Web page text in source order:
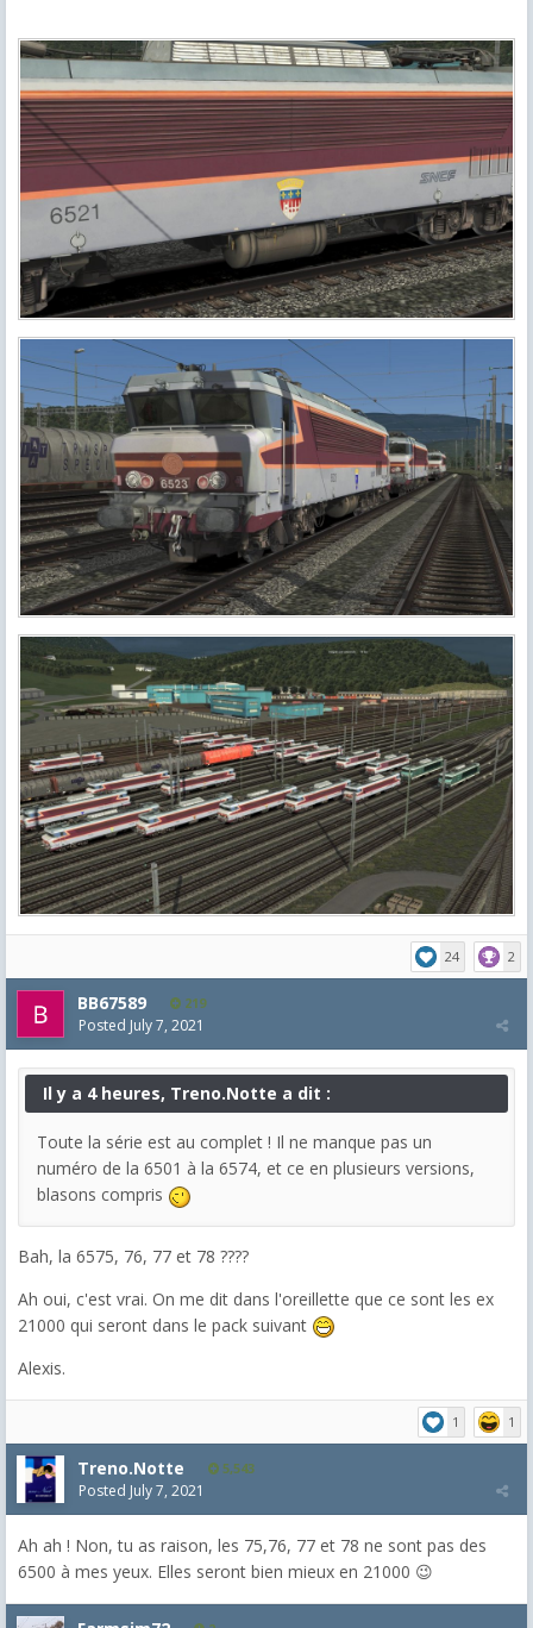
24 2
BB67589 219
Posted July 7, 2021
Il y a 4 heures, Treno.Notte a dit :
Toute la série est au complet ! Il ne manque pas un
numéro de la 6501 à la 6574, et ce en plusieurs versions,
blasons compris
Bah, la 6575, 76, 77 et 78 ????
Ah oui, c'est vrai. On me dit dans l'oreillette que ce sont les ex
21000 qui seront dans le pack suivant
Alexis.
1 1
Treno.Notte 5,543
Posted July 7, 2021
Ah ah ! Non, tu as raison, les 75,76, 77 et 78 ne sont pas des
6500 à mes yeux. Elles seront bien mieux en 21000 😉